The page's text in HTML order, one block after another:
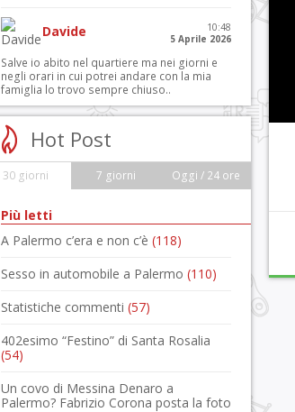
Davide
10:48
5 Aprile 2026
Salve io abito nel quartiere ma nei giorni e
negli orari in cui potrei andare con la mia
famiglia lo trovo sempre chiuso..
Hot Post
30 giorni 7 giorni Oggi / 24 ore
Più letti
A Palermo c’era e non c’è (118)
Sesso in automobile a Palermo (110)
Statistiche commenti (57)
402esimo “Festino” di Santa Rosalia
(54)
Un covo di Messina Denaro a
Palermo? Fabrizio Corona posta la foto